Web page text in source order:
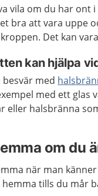
vila om du har ont
bra att vara uppe
Det kan
kan hjälpa
med
med ett glas
eller halsbränna
om du
när man
hemma tills du mår